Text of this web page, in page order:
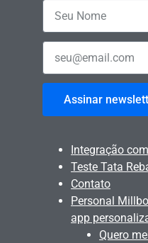
Assinar
Integração
Teste Tata
Contato
Personal
app
Quero